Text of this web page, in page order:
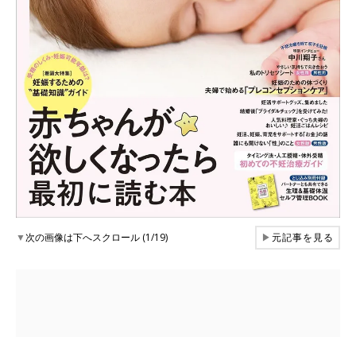
▼次の画像は下へスクロール (1/19) ▶元記事を見る